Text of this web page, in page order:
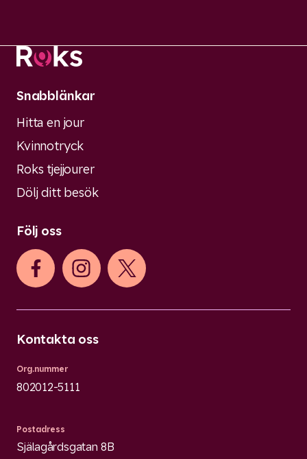
Snabblänkar
Hitta en jour
Kvinnotryck
Roks tjejjourer
Dölj ditt besök
Följ oss
Kontakta oss
Org.nummer
802012-5111
Postadress
Själagårdsgatan 8B